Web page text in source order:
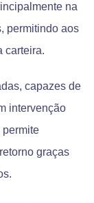
na
permitindo aos
carteira.
capazes de
intervenção
permite
graças